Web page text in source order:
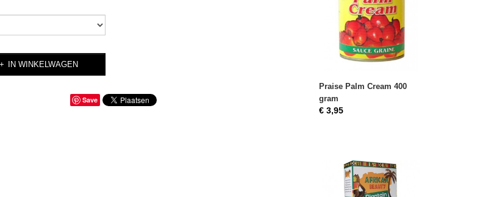
IN WINKELWAGEN
Save
Praise Palm Cream 400
gram
€ 3,95